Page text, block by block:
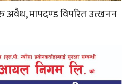
अवैध, मापदण्ड विपरित उत्खनन